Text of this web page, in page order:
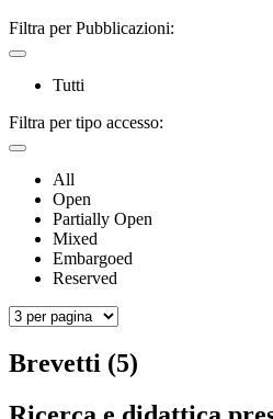
Filtra per Pubblicazioni:
Tutti
Filtra per tipo accesso:
All
Open
Partially Open
Mixed
Embargoed
Reserved
Brevetti (5)